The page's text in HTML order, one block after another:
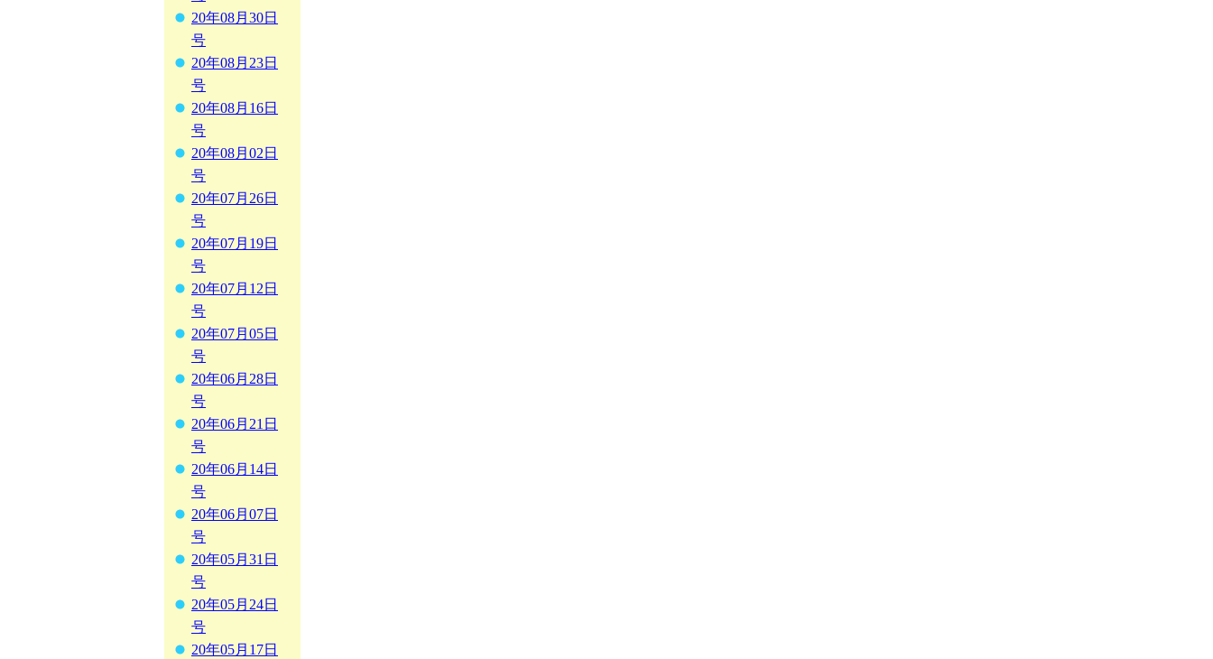
20年08月30日
号
20年08月23日
号
20年08月16日
号
20年08月02日
号
20年07月26日
号
20年07月19日
号
20年07月12日
号
20年07月05日
号
20年06月28日
号
20年06月21日
号
20年06月14日
号
20年06月07日
号
20年05月31日
号
20年05月24日
号
20年05月17日